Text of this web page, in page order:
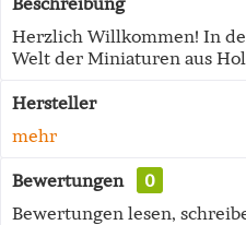
Herzlich Willkommen! In
Welt der Miniaturen aus
Hersteller
mehr
Bewertungen
0
Bewertungen lesen,